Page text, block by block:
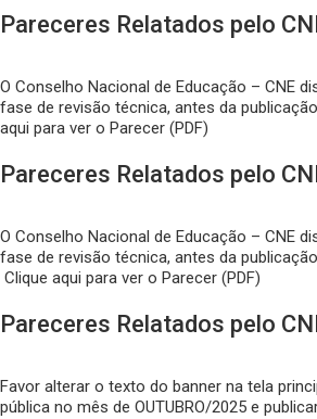
Pareceres Relatados pelo
O Conselho Nacional de Educação – CNE
fase de revisão técnica, antes da
aqui para ver o Parecer (PDF)
Pareceres Relatados pelo
O Conselho Nacional de Educação – CNE
fase de revisão técnica, antes da
Clique aqui para ver o Parecer (PDF)
Pareceres Relatados pelo
Favor alterar o texto do banner na tela
pública no mês de OUTUBRO/2025 e